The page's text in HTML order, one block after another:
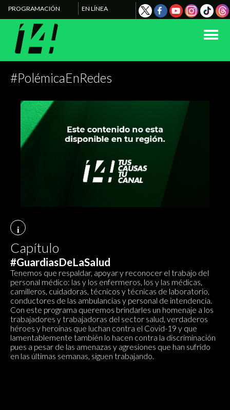
PROGRAMACIÓN EN LÍNEA
#PolémicaEnRedes
i
Capítulo
#GuardiasDeLaSalud
Tenemos que respaldar, apoyar y reconocer el trabajo del
personal médico: las y los enfermeros, los y las médicas,
camilleros, cuidadoras, técnicos y técnicas de laboratorio,
conductores de las ambulancias y personal de intendencia.
Con este programa queremos brindarles un homenaje a los
trabajadores y trabajadoras del sector salud, verdaderos
héroes y heroínas que luchan contra el Covid-19 y que
lamentablemente también lo hacen contra la discriminación
pues a pesar de las amenazas y agresiones que han sufrido
en las últimas semanas, siguen trabajando.